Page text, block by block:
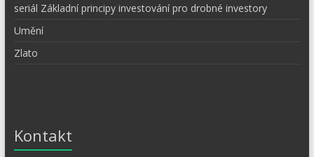
seriál Základní principy investování pro drobné investory
Umění
Zlato
Kontakt